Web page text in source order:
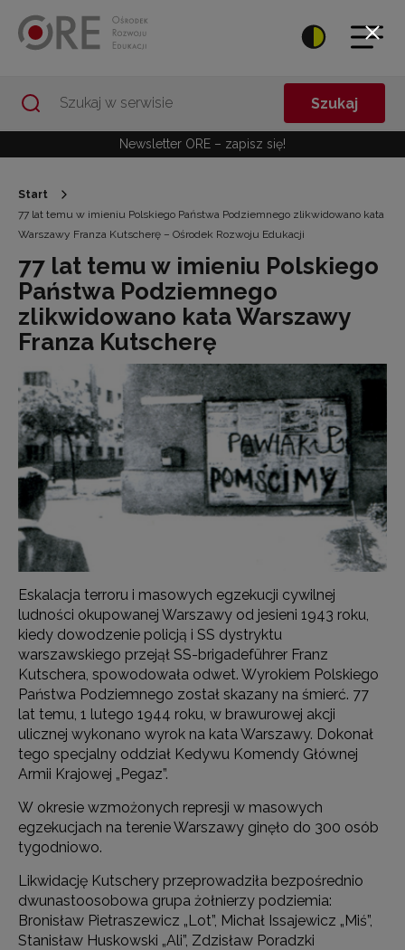
Szukaj
Newsletter ORE – zapisz się!
Start
77 lat temu w imieniu Polskiego Państwa Podziemnego zlikwidowano kata
Warszawy Franza Kutscherę – Ośrodek Rozwoju Edukacji
77 lat temu w imieniu Polskiego
Państwa Podziemnego
zlikwidowano kata Warszawy
Franza Kutscherę
Eskalacja terroru i masowych egzekucji cywilnej
ludności okupowanej Warszawy od jesieni 1943 roku,
kiedy dowodzenie policją i SS dystryktu
warszawskiego przejął SS-brigadeführer Franz
Kutschera, spowodowała odwet. Wyrokiem Polskiego
Państwa Podziemnego został skazany na śmierć. 77
lat temu, 1 lutego 1944 roku, w brawurowej akcji
ulicznej wykonano wyrok na kata Warszawy. Dokonał
tego specjalny oddział Kedywu Komendy Głównej
Armii Krajowej „Pegaz”.
W okresie wzmożonych represji w masowych
egzekucjach na terenie Warszawy ginęło do 300 osób
tygodniowo.
Likwidację Kutschery przeprowadziła bezpośrednio
dwunastoosobowa grupa żołnierzy podziemia:
Bronisław Pietraszewicz „Lot”, Michał Issajewicz „Miś”,
Stanisław Huskowski „Ali”, Zdzisław Poradzki